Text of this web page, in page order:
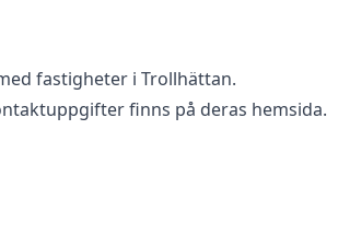
fastigheter i Trollhättan.
finns på deras hemsida.